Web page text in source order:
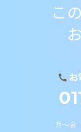
こ
お
月～金